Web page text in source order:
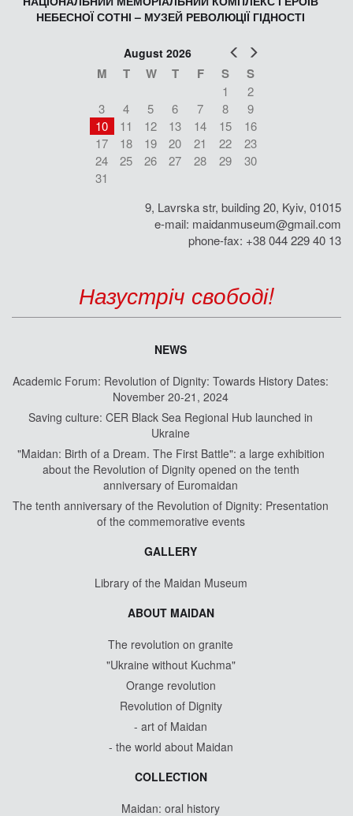
НЕБЕСНОЇ СОТНІ – МУЗЕЙ РЕВОЛЮЦІЇ ГІДНОСТІ
Prev
August 2026
M T W T F S S
1
2
3
4 5 6 7 8
9
10
11 12 13 14 15
16
17
18 19 20 21 22
23
24
25 26 27 28 29
30
31
9, Lavrska str, building 20, Kyiv, 01015
e-mail: maidanmuseum@gmail.com
phone-fax: +38 044 229 40 13
Назустріч свободі!
NEWS
Academic Forum: Revolution of Dignity: Towards History Dates:
November 20-21, 2024
Saving culture: CER Black Sea Regional Hub launched in
Ukraine
"Maidan: Birth of a Dream. The First Battle": a large exhibition
about the Revolution of Dignity opened on the tenth
anniversary of Euromaidan
The tenth anniversary of the Revolution of Dignity: Presentation
of the commemorative events
GALLERY
Library of the Maidan Museum
ABOUT MAIDAN
The revolution on granite
"Ukraine without Kuchma"
Orange revolution
Revolution of Dignity
- art of Maidan
- the world about Maidan
COLLECTION
Maidan: oral history